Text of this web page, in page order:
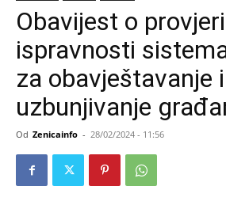
Obavijest o provjeri
ispravnosti
za obavještavanje i
uzbunjivanje
Od Zenicainfo - 28/02/2024 - 11:56